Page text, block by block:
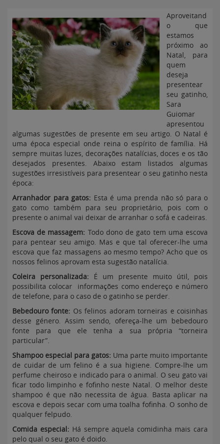
Aproveitand
o que
estamos
próximo ao
Natal, para
quem
deseja
presentear
seu gatinho,
Sara
Guiomar
apresentou
algumas sugestões de presente em seu artigo. O Natal é
uma época especial onde reina o espírito de família. Há
sempre muitas luzes, decorações natalícias, doces e os tão
desejados presentes. Abaixo estam listados algumas
sugestões irresistíveis para presentear o seu gatinho nesta
época:
Arranhador para gatos: Esta é uma prenda não só para o
gato como também para seu proprietário, pois com o
presente o animal vai deixar de arranhar o sofá e cadeiras.
Escova de massagem: Todo dono de gato tem uma escova
para pentear seu amigo. Mas e que tal oferecer-lhe uma
escova que faz massagens ao mesmo tempo? Acho que os
nossos felinos aprovam esta sugestão natalícia.
Coleira personalizada: É um presente muito útil, pois
possibilita colocar informações como endereço e número
de telefone, para o caso de o gatinho se perder.
Bebedouro fonte: Os felinos adoram torneiras e coisinhas
desse género. Assim sendo, ofereça-lhe um bebedouro
fonte para que ele tenha a sua própria “torneira
particular”.
Shampoo especial para gatos: Uma parte muito importante
de cuidar de um felino é a sua higiene. Compre-lhe um
perfume cheiroso e indicado para o animal. O seu gato vai
ficar todo limpinho e fofinho neste Natal. O melhor deste
shampoo é que não necessita de água. Basta aplicar na
escova e depois secar com uma toalha fofinha. O sonho de
qualquer felpudo.
Comida especial: Há sempre aquela comidinha mais cara
pelo qual o seu gato é doido.